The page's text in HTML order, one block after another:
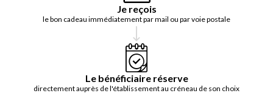
Je reçois
le bon cadeau immédiatement par mail ou par voie postale
Le bénéficiaire réserve
directement auprès de l'établissement au créneau de son choix